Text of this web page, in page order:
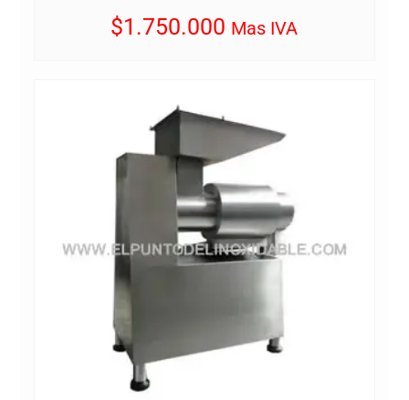
$1.750.000 Mas IVA